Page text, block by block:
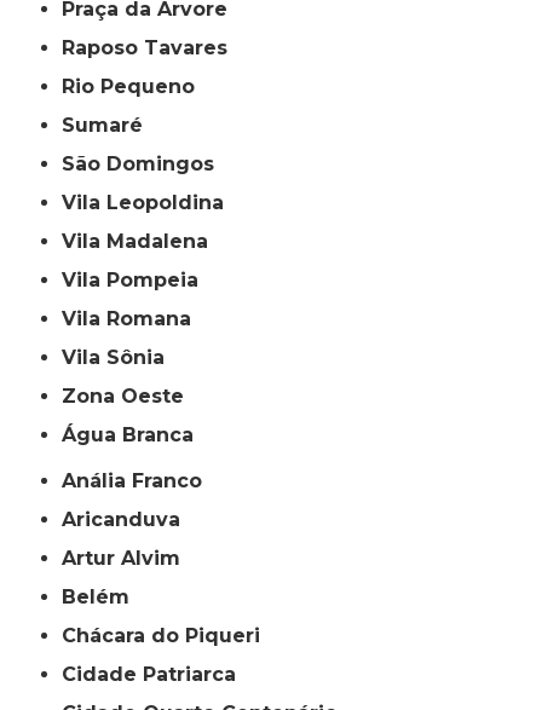
Praça da Arvore
Raposo Tavares
Rio Pequeno
Sumaré
São Domingos
Vila Leopoldina
Vila Madalena
Vila Pompeia
Vila Romana
Vila Sônia
Zona Oeste
Água Branca
Anália Franco
Aricanduva
Artur Alvim
Belém
Chácara do Piqueri
Cidade Patriarca